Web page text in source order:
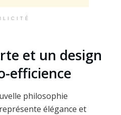
et un design
efficience
philosophie
élégance et